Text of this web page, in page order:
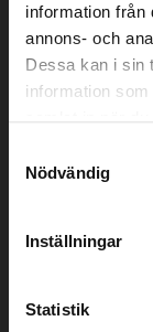
information från
annons- och
Dessa kan i sin
information
Nödvändig
Inställningar
Statistik
Om oss
Kontakt